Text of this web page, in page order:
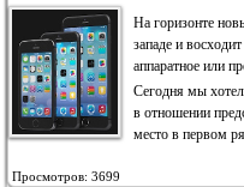
На горизонте
западе и
аппаратное или
Сегодня мы
в отношении
место в первом
Просмотров: 3699